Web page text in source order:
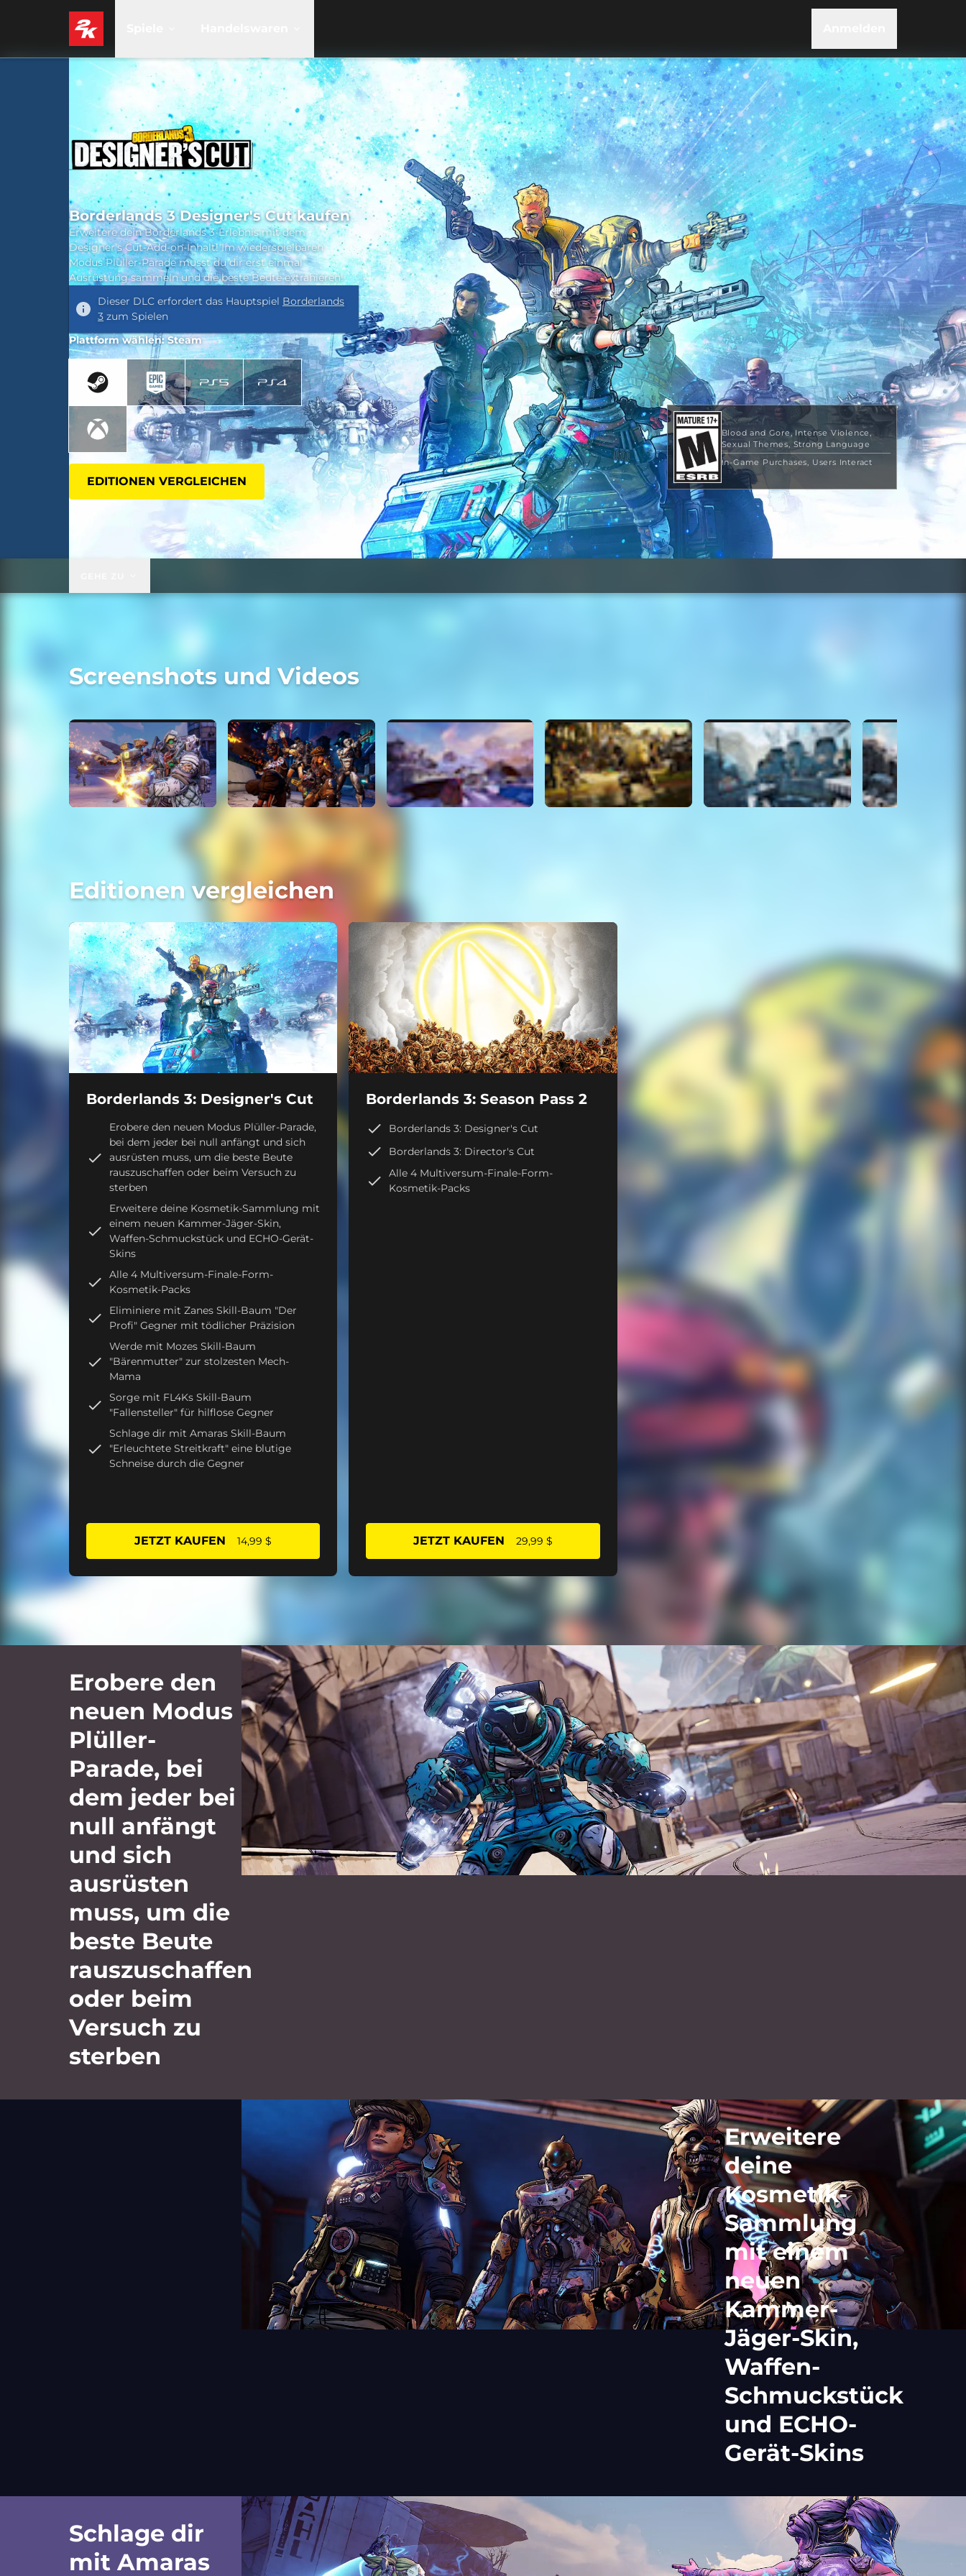
Blood and Gore
Intense Violence
Sexual Themes Strong Language
In-Game Purchases
Users Interact
Borderlands 3 Designer's Cut kaufen
Erweitere dein Borderlands 3-Erlebnis mit dem
Designer's Cut-Add-on-Inhalt! Im wiederspielbaren
Modus Plüller-Parade musst du dir erst einmal
Ausrüstung sammeln und die beste Beute extrahieren!
Dieser DLC erfordert das Hauptspiel Borderlands
3 zum Spielen
Plattform wählen: Steam
EDITIONEN VERGLEICHEN
Screenshots und Videos
Editionen vergleichen
Borderlands 3: Designer's Cut
Erobere den neuen Modus Plüller-Parade,
bei dem jeder bei null anfängt und sich
ausrüsten muss, um die beste Beute
rauszuschaffen oder beim Versuch zu
sterben
Erweitere deine Kosmetik-Sammlung mit
einem neuen Kammer-Jäger-Skin,
Waffen-Schmuckstück und ECHO-Gerät-
Skins
Alle 4 Multiversum-Finale-Form-
Kosmetik-Packs
Eliminiere mit Zanes Skill-Baum "Der
Profi" Gegner mit tödlicher Präzision
Werde mit Mozes Skill-Baum
"Bärenmutter" zur stolzesten Mech-
Mama
Sorge mit FL4Ks Skill-Baum
"Fallensteller" für hilflose Gegner
Schlage dir mit Amaras Skill-Baum
"Erleuchtete Streitkraft" eine blutige
Schneise durch die Gegner
JETZT KAUFEN 14,99 $
Borderlands 3: Season Pass 2
Borderlands 3: Designer's Cut
Borderlands 3: Director's Cut
Alle 4 Multiversum-Finale-Form-
Kosmetik-Packs
JETZT KAUFEN 29,99 $
Erobere den
neuen Modus
Plüller-
Parade, bei
dem jeder bei
null anfängt
und sich
ausrüsten
muss, um die
beste Beute
rauszuschaffen
oder beim
Versuch zu
sterben
Erweitere
deine
Kosmetik-
Sammlung
mit einem
neuen
Kammer-
Jäger-Skin,
Waffen-
Schmuckstück
und ECHO-
Gerät-Skins
Schlage dir
mit Amaras